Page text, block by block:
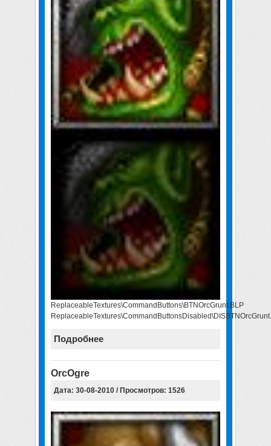
ReplaceableTextures\CommandButtons\BTNOrcGrunt.BLP
Подробнее
OrcOgre
Дата: 30-08-2010 / Просмотров: 1526